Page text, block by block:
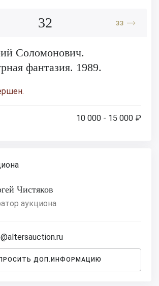
32 33
Соломонович.
фантазия. 1989.
10 000 - 15 000 ₽
Чистяков
аукциона
ДОП.ИНФОРМАЦИЮ